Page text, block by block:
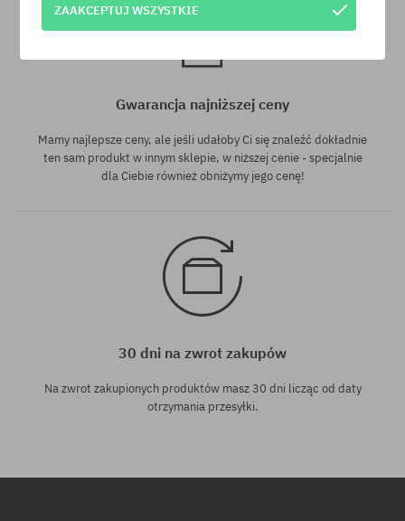
Gwarancja najniższej ceny
Mamy najlepsze ceny, ale jeśli udałoby Ci się znaleźć dokładnie
ten sam produkt w innym sklepie, w niższej cenie - specjalnie
dla Ciebie również obniżymy jego cenę!
30 dni na zwrot zakupów
Na zwrot zakupionych produktów masz 30 dni licząc od daty
otrzymania przesyłki.
ZAAKCEPTUJ WSZYSTKIE